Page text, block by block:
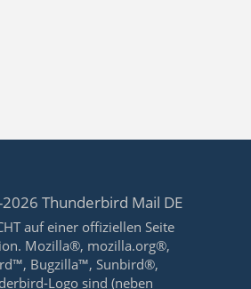
Thunderbird Mail DE
auf einer offiziellen Seite
Mozilla®, mozilla.org®,
Bugzilla™, Sunbird®,
Logo sind (neben